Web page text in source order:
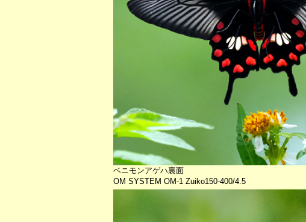
ベニモンアゲハ裏面
OM SYSTEM OM-1 Zuiko150-400/4.5